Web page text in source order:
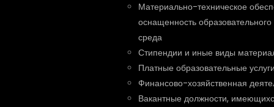
Материально-техническое
оснащенность
среда
Стипендии и иные виды
Платные образовательные
Финансово-хозяйственная
Вакантные должности,